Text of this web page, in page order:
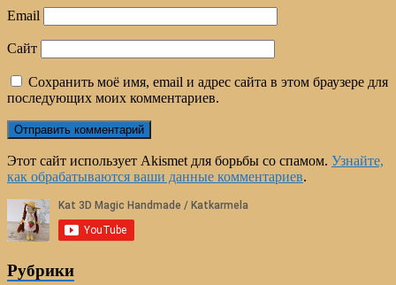
Email
Сайт
Сохранить моё имя, email и адрес сайта в этом браузере для
последующих моих комментариев.
Этот сайт использует Akismet для борьбы со спамом. Узнайте,
как обрабатываются ваши данные комментариев.
Рубрики